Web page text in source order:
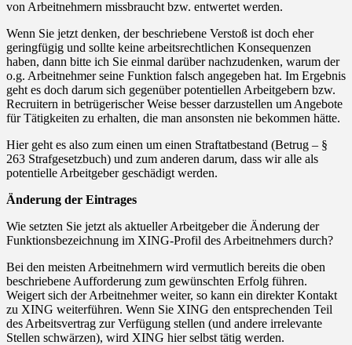
von Arbeitnehmern missbraucht bzw. entwertet werden.
Wenn Sie jetzt denken, der beschriebene Verstoß ist doch eher
geringfügig und sollte keine arbeitsrechtlichen Konsequenzen
haben, dann bitte ich Sie einmal darüber nachzudenken, warum der
o.g. Arbeitnehmer seine Funktion falsch angegeben hat. Im Ergebnis
geht es doch darum sich gegenüber potentiellen Arbeitgebern bzw.
Recruitern in betrügerischer Weise besser darzustellen um Angebote
für Tätigkeiten zu erhalten, die man ansonsten nie bekommen hätte.
Hier geht es also zum einen um einen Straftatbestand (Betrug – §
263 Strafgesetzbuch) und zum anderen darum, dass wir alle als
potentielle Arbeitgeber geschädigt werden.
Änderung der Eintrages
Wie setzten Sie jetzt als aktueller Arbeitgeber die Änderung der
Funktionsbezeichnung im XING-Profil des Arbeitnehmers durch?
Bei den meisten Arbeitnehmern wird vermutlich bereits die oben
beschriebene Aufforderung zum gewünschten Erfolg führen.
Weigert sich der Arbeitnehmer weiter, so kann ein direkter Kontakt
zu XING weiterführen. Wenn Sie XING den entsprechenden Teil
des Arbeitsvertrag zur Verfügung stellen (und andere irrelevante
Stellen schwärzen), wird XING hier selbst tätig werden.